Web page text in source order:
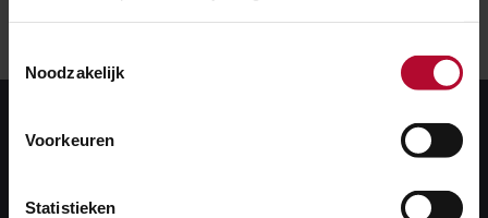
Noodzakelijk
Voorkeuren
Statistieken